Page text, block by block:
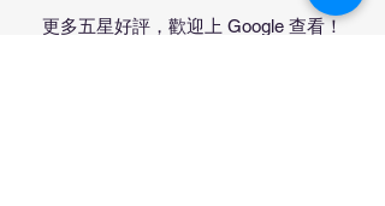
更多五星好評，歡迎上 Google 查看！